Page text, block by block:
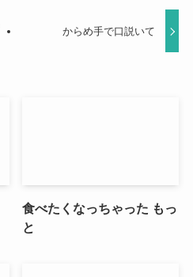
からめ手で口説いて
食べたくなっちゃった もっ
と